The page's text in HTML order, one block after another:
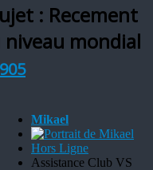
: Recement
niveau mondial
Mikael
Hors Ligne
Assistance Club VS